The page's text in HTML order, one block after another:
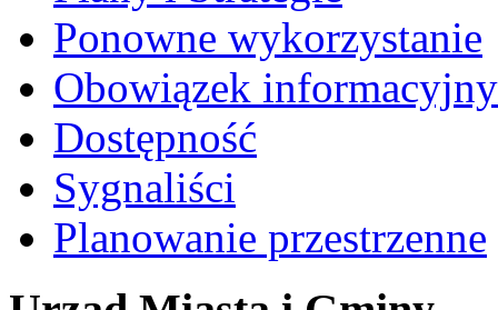
Ponowne wykorzystanie
Obowiązek informacyjny
Dostępność
Sygnaliści
Planowanie przestrzenne